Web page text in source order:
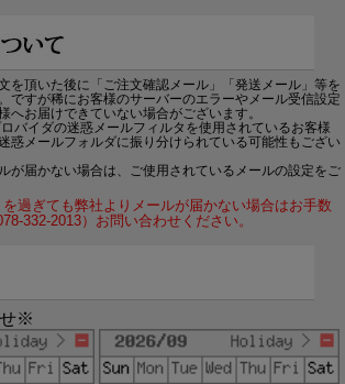
を頂いた後に「ご注文確認メール」「発送メール」等を
ですが稀にお客様のサーバーのエラーやメール受信設定
へお届けできていない場合がございます。
バイダの迷惑メールフィルタを使用されているお客様
惑メールフォルダに振り分けられている可能性もござい
が届かない場合は、ご使用されているメールの設定をご
過ぎても弊社よりメールが届かない場合はお手数
332-2013）お問い合わせください。
※